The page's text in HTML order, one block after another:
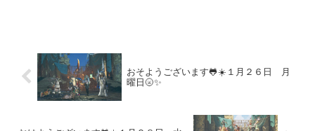
おそようございます🐸☀️１月２６日 月
曜日🌝✨